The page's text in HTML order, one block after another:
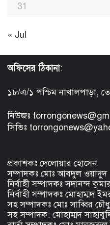
31
« Jul
অফিসের ঠিকানা:
১৮/এ/১ পশ্চিম নাখালপাড়া,
নিউজঃ
সিভিঃ
প্রকাশকঃ দেলোয়ার হোসেন
সম্পাদকঃ মোঃ আবদুল ওয়াদুদ
নির্বাহী সম্পাদকঃ সদানন্দ
নির্বাহী সম্পাদকঃ মোহাম্মদ
সহ সম্পাদকঃ মোঃ সাব্বির
সহ সম্পাদক: মোহাম্মদ